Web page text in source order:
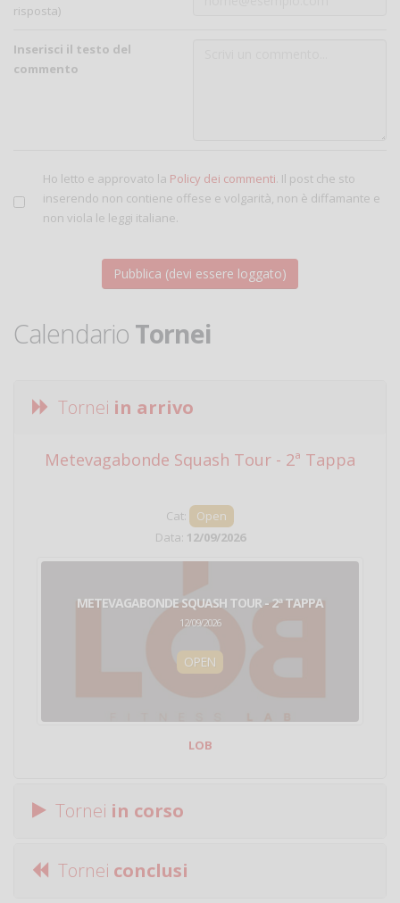
risposta)
Inserisci il testo del
commento
Ho letto e approvato la Policy dei commenti. Il post che sto
inserendo non contiene offese e volgarità, non è diffamante e
non viola le leggi italiane.
Calendario Tornei
Tornei in arrivo
Metevagabonde Squash Tour - 2ª Tappa
Cat:
Open
Data: 12/09/2026
METEVAGABONDE SQUASH TOUR - 2ª TAPPA
12/09/2026
OPEN
LOB
Tornei in corso
Tornei conclusi